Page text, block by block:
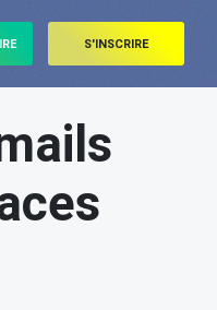
S'INSCRIRE